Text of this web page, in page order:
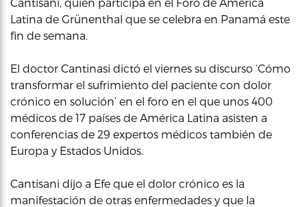
Latina de Grünenthal que se celebra en Panamá este
fin de semana.
El doctor Cantinasi dictó el viernes su discurso ‘Cómo
transformar el sufrimiento del paciente con dolor
crónico en solución’ en el foro en el que unos 400
médicos de 17 países de América Latina asisten a
conferencias de 29 expertos médicos también de
Europa y Estados Unidos.
Cantisani dijo a Efe que el dolor crónico es la
manifestación de otras enfermedades y que la